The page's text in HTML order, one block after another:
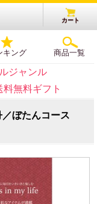
カート
キング 商品一覧
ジャンル
料無料ギフト
／ぼたんコース